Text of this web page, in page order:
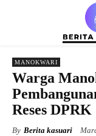
MANOKWARI
Warga
Reses DPRK
By Berita kasuari